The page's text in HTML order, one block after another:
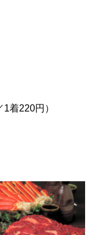
着220円）